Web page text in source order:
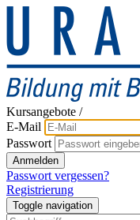
Kursangebote /
E-Mail
Passwort
Anmelden
Passwort vergessen?
Registrierung
Toggle navigation